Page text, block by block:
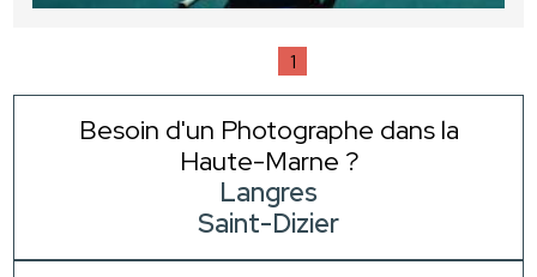
1
Besoin d'un Photographe dans la
Haute-Marne ?
Langres
Saint-Dizier